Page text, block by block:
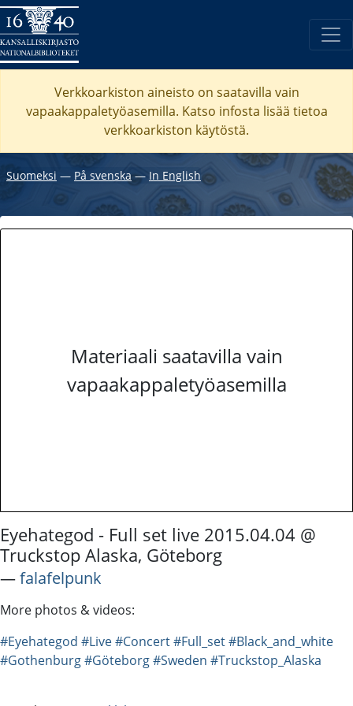
Verkkoarkiston aineisto on saatavilla vain
vapaakappaletyöasemilla. Katso infosta lisää tietoa
verkkoarkiston käytöstä.
Suomeksi ― På svenska― In English
Materiaali saatavilla vain
vapaakappaletyöasemilla
Eyehategod - Full set live 2015.04.04 @
Truckstop Alaska, Göteborg
―falafelpunk
More photos & videos:
#Eyehategod #Live#Concert#Full_set#Black_and_white
#Gothenburg#Göteborg#Sweden #Truckstop_Alaska